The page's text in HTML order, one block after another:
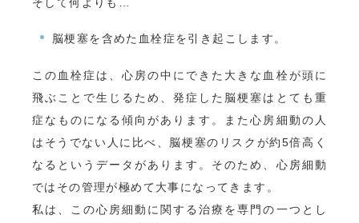
脳梗塞を含めた血栓症を引き起こします。
この血栓症は、心房の中にできた大きな血栓が頭に
飛ぶことで生じるため、発症した脳梗塞はとても重
症なものになる傾向があります。また心房細動の人
はそうでない人に比べ、脳梗塞のリスクが約5倍高く
なるというデータがあります。そのため、心房細動
ではその管理が極めて大事になってきます。
私は、この心房細動に関する治療を専門の一つとし